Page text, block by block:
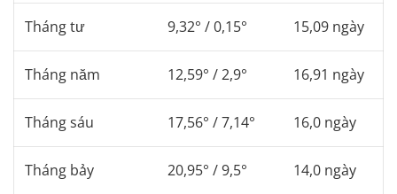
Tháng tư 9,32° / 0,15° 15,09 ngày
Tháng năm 12,59° / 2,9° 16,91 ngày
Tháng sáu 17,56° / 7,14° 16,0 ngày
Tháng bảy 20,95° / 9,5° 14,0 ngày